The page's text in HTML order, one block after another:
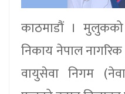
काठमाडौं । मुलुकको
निकाय नेपाल
वायुसेवा निगम